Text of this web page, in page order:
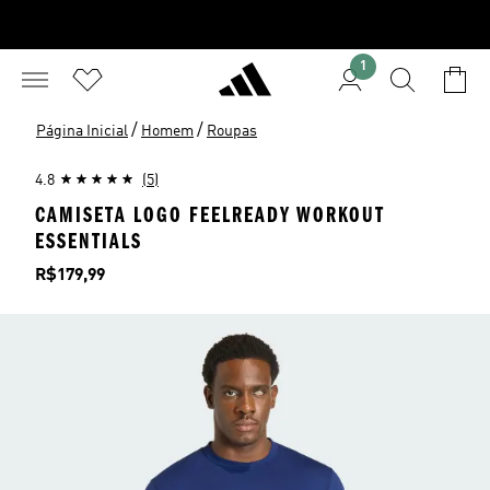
1
Página Inicial / Homem / Roupas
4.8 (5)
CAMISETA LOGO FEELREADY WORKOUT
ESSENTIALS
Preço
R$179,99